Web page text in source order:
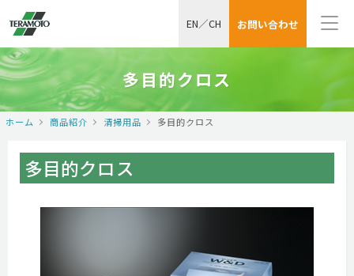
お問い合わせ
EN／CH
多目的クロス
ホーム 商品紹介 清掃用品 多目的クロス
多目的クロス